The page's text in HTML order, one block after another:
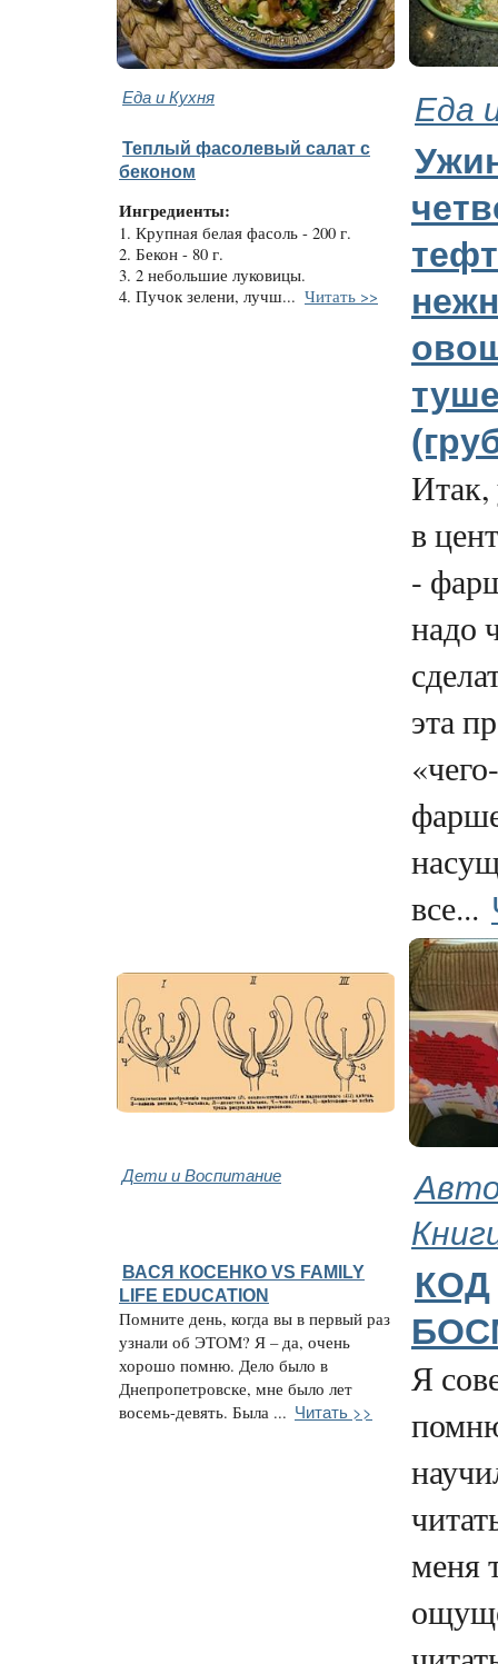
Еда и Кухня Еда
Теплый фасолевый салат с
беконом
Ингредиенты:
1. Крупная белая фасоль - 200 г.
2. Бекон - 80 г.
3. 2 небольшие луковицы.
4. Пучок зелени, лучш... Читать >>
Итак,
в
-
надо
эта
все...
Дети и Воспитание
ВАСЯ КОСЕНКО VS FAMILY
LIFE EDUCATION
Помните день, когда вы в первый раз
узнали об ЭТОМ? Я – да, очень
хорошо помню. Дело было в
Днепропетровске, мне было лет
восемь-девять. Была ... Читать >>
КОД
Я
меня